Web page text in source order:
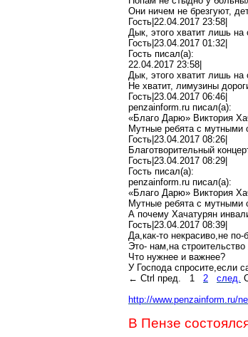
Они ничем не брезгуют,
Гость|22.04.2017 23:58|
Дык, этого хватит лишь
Гость|23.04.2017 01:32|
Гость писал(a):
22.04.2017 23:58|
Дык, этого хватит лишь
Не хватит, лимузины
Гость|23.04.2017 06:46|
penzainform.ru писал(a):
«Благо Дарю» Виктория
Мутные ребята с мутными
Гость|23.04.2017 08:26|
Благотворительный
Гость|23.04.2017 08:29|
Гость писал(a):
penzainform.ru писал(a):
«Благо Дарю» Виктория
Мутные ребята с мутными
А почему Хачатурян
Гость|23.04.2017 08:39|
Да,как-то некрасиво,не по-
Это- нам,настроительство
Что нужнее и важнее?
У Господа спросите,если
← Ctrl пред. 1 2 след.
http://www.penzainform.ru/
В Пензе